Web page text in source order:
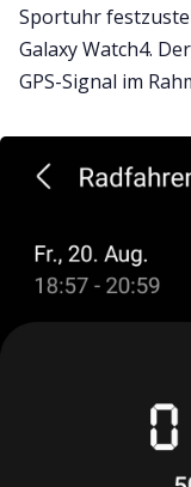
Sportuhr
Galaxy Watch4.
GPS-Signal im